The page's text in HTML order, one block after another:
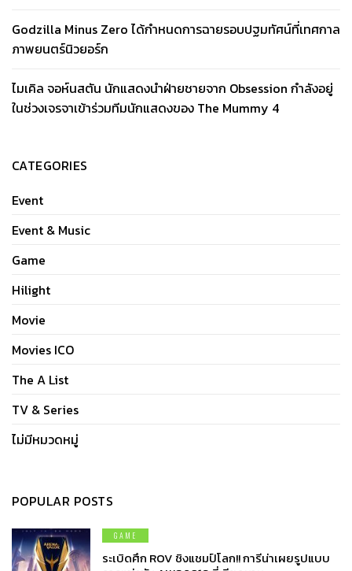
Godzilla Minus Zero ได้กำหนดการฉายรอบปฐมทัศน์ที่เทศกาล
ภาพยนตร์นิวยอร์ก
ไมเคิล จอห์นสตัน นักแสดงนำฝ่ายชายจาก Obsession กำลังอยู่
ในช่วงเจรจาเข้าร่วมทีมนักแสดงของ The Mummy 4
CATEGORIES
Event
Event & Music
Game
Hilight
Movie
Movies ICO
The A List
TV & Series
ไม่มีหมวดหมู่
POPULAR POSTS
GAME
ระเบิดศึก ROV ชิงแชมป์โลก!! การีน่าเผยรูปแบบ